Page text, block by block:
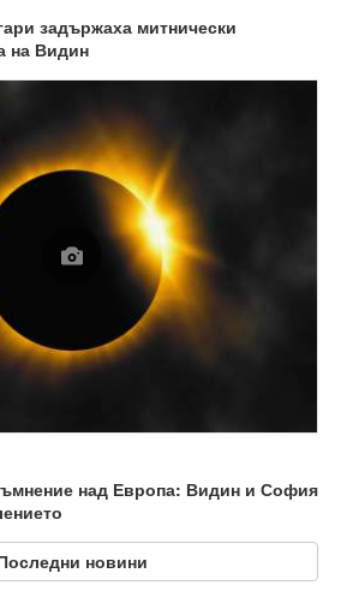
задържаха митнически
на Видин
над Европа: Видин и София
новини